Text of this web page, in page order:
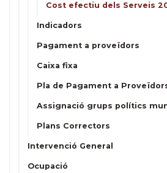
Cost efectiu dels Serveis
Indicadors
Pagament a proveïdors
Caixa fixa
Pla de Pagament a
Assignació grups polítics
Plans Correctors
Intervenció General
Ocupació